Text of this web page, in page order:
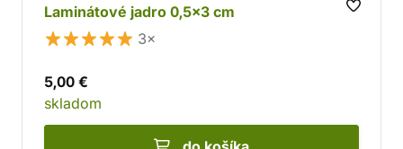
Laminátové jadro 0,5x3 cm
3×
5,00 €
skladom